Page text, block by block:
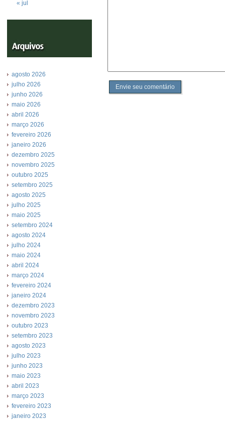
« jul
agosto 2026
julho 2026
junho 2026
maio 2026
abril 2026
março 2026
fevereiro 2026
janeiro 2026
dezembro 2025
novembro 2025
outubro 2025
setembro 2025
agosto 2025
julho 2025
maio 2025
setembro 2024
agosto 2024
julho 2024
maio 2024
abril 2024
março 2024
fevereiro 2024
janeiro 2024
dezembro 2023
novembro 2023
outubro 2023
setembro 2023
agosto 2023
julho 2023
junho 2023
maio 2023
abril 2023
março 2023
fevereiro 2023
janeiro 2023
Envie seu comentário